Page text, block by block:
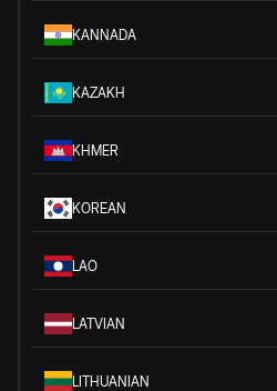
KANNADA
KAZAKH
KHMER
KOREAN
LAO
LATVIAN
LITHUANIAN